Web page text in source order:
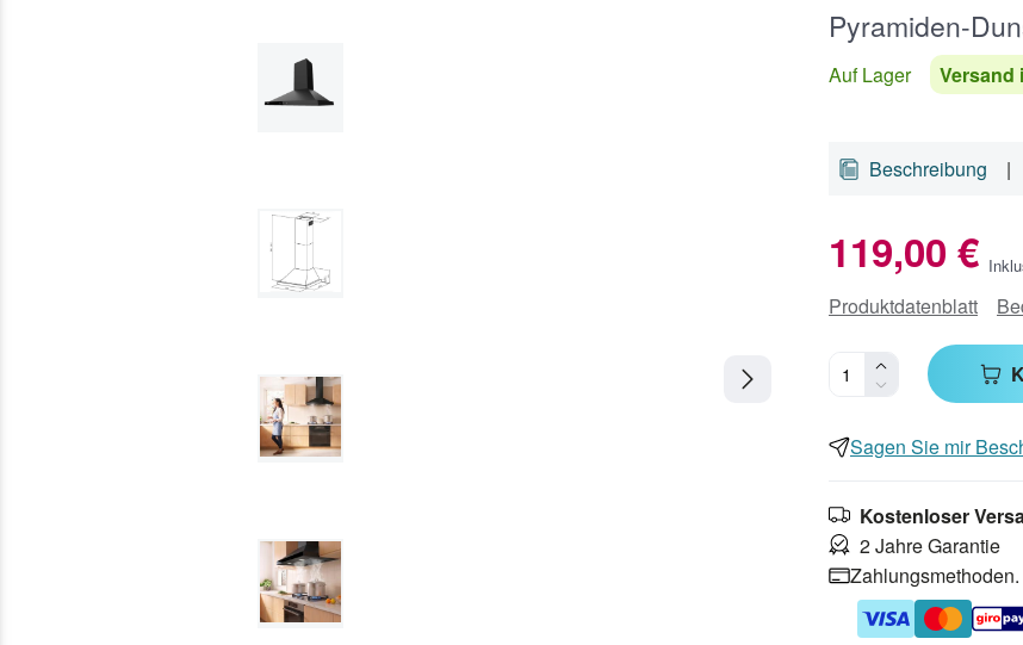
Pyramiden-
Auf Lager Versand
Beschreibung |
119,00 €
Produktdatenblatt
Sagen Sie mir
Kostenloser
2 Jahre Garantie
Zahlungsmethoden.